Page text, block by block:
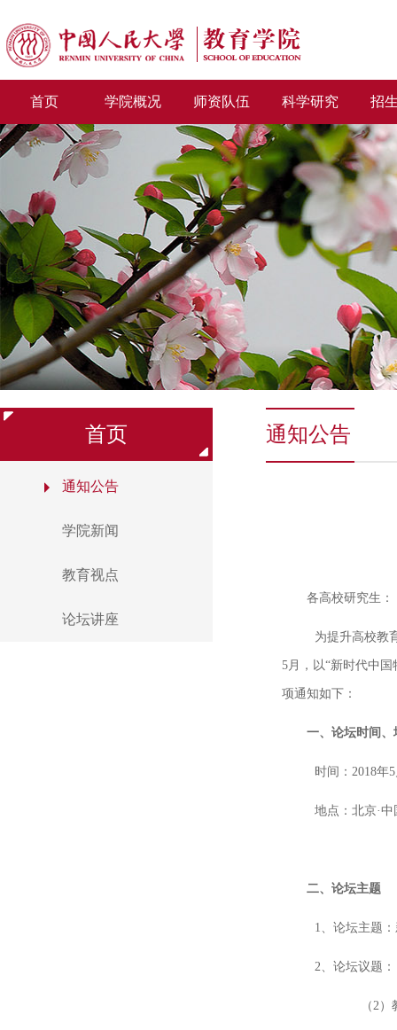
首页 学院概况 师资队伍 科学研究 招
首页
通知公告
学院新闻
教育视点
论坛讲座
通知公告
各高校研究生：
为提升高校教
5月，以“新时代中
项通知如下：
一、论坛时间、
时间：2018年5
地点：北京·
二、论坛主题
1、论坛主题
2、论坛议题
（2）